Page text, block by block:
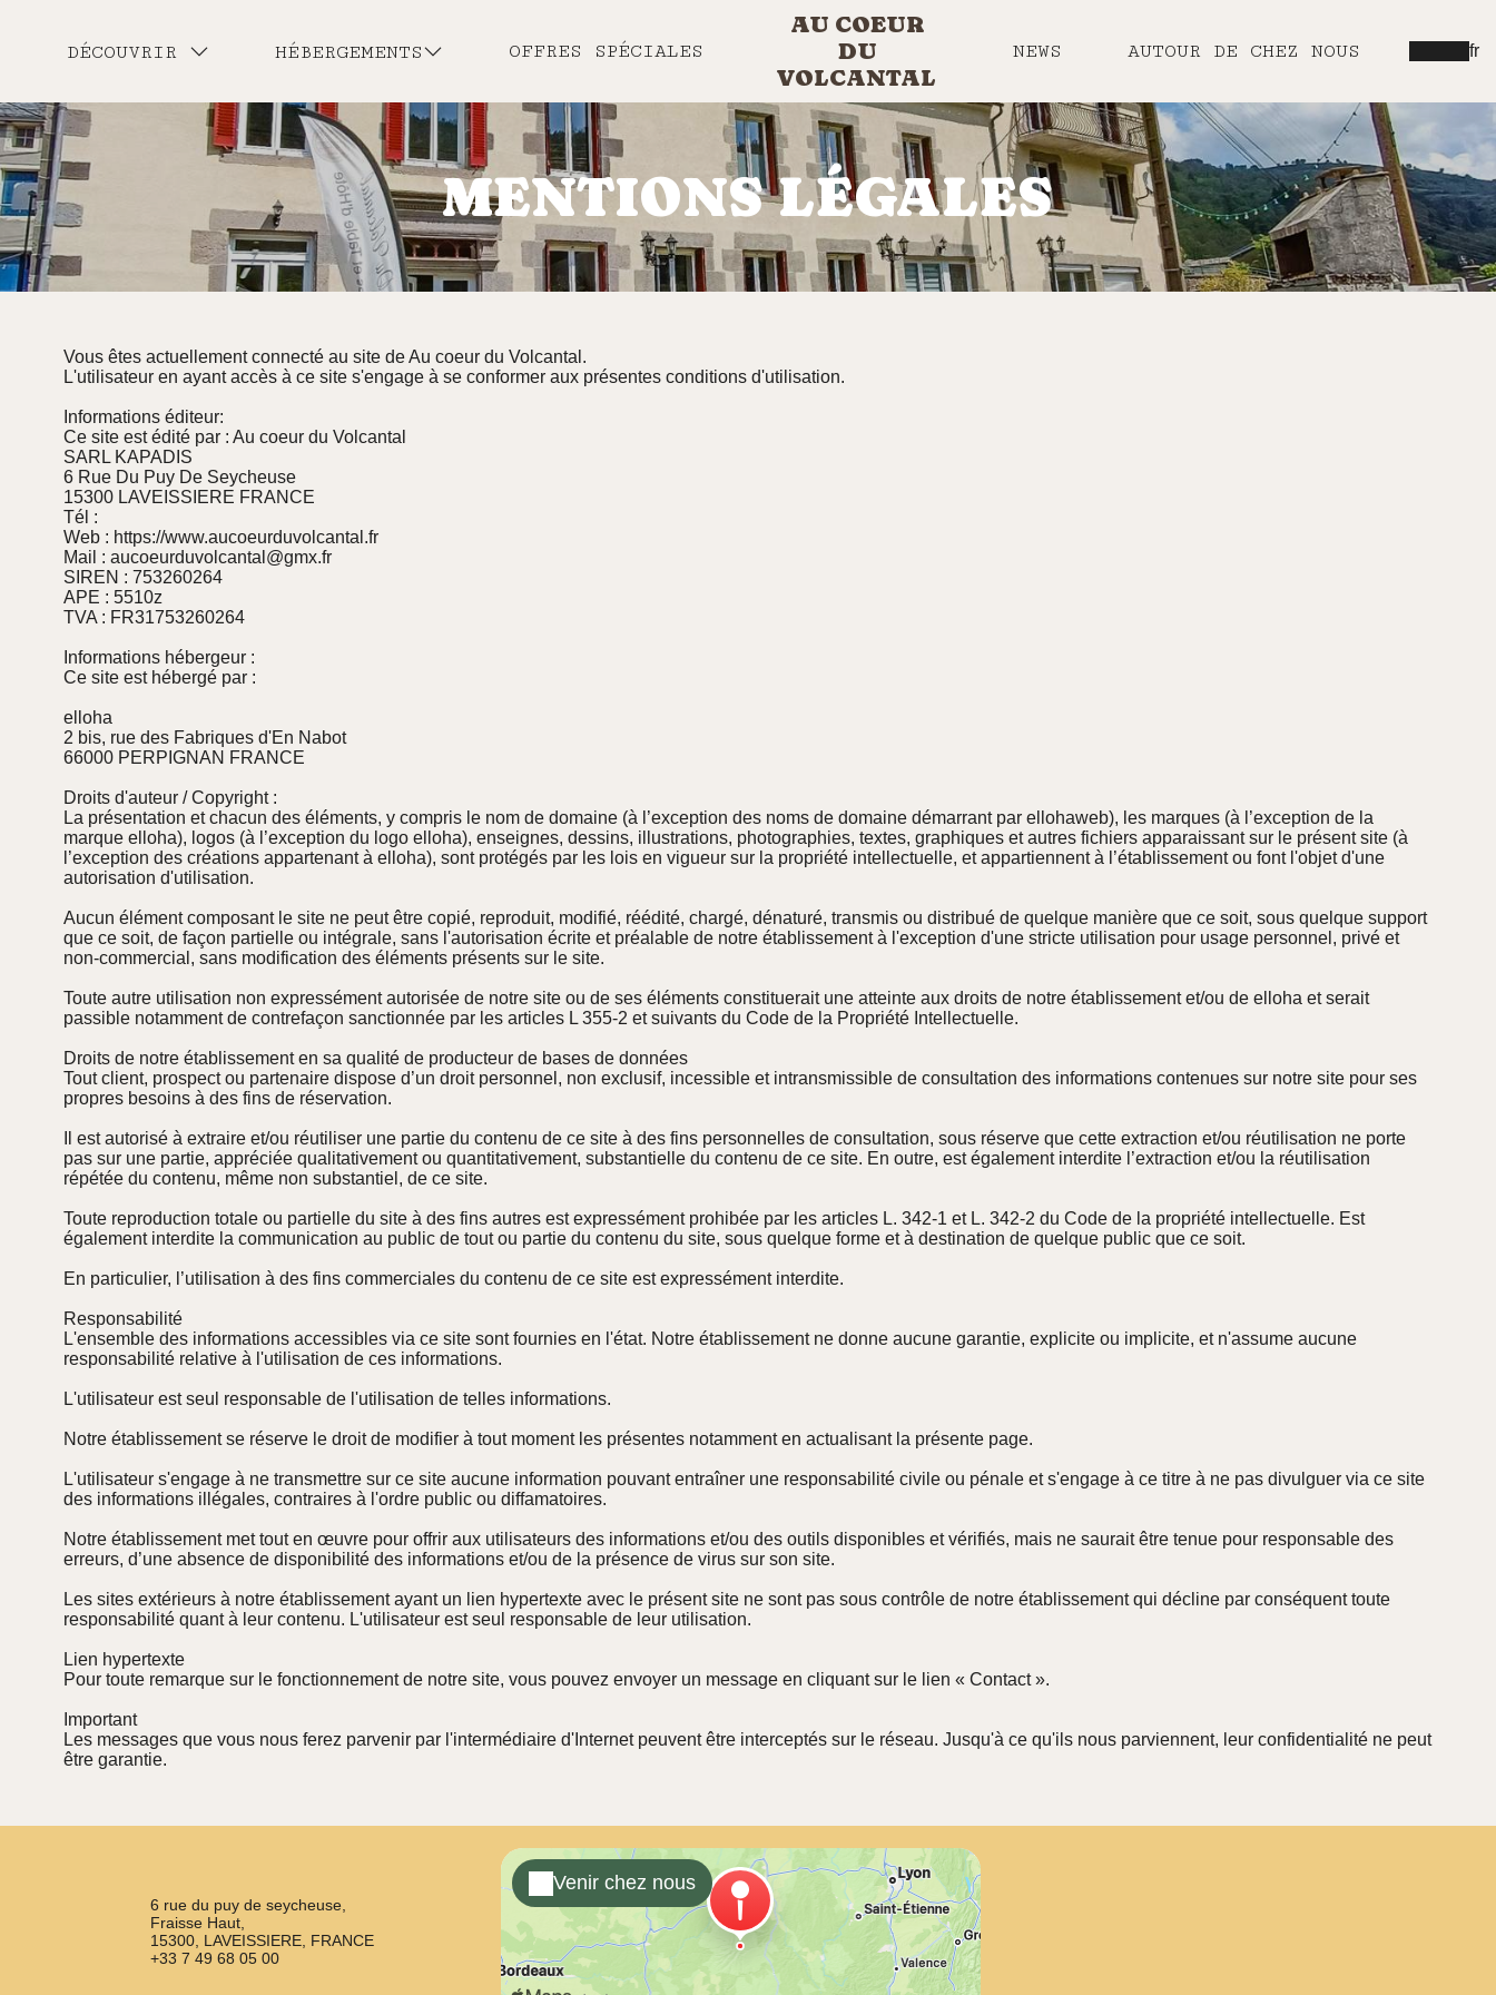
DÉCOUVRIR HÉBERGEMENTS OFFRES SPÉCIALES
AU COEUR
DU
VOLCANTAL
NEWS AUTOUR DE CHEZ NOUS fr
MENTIONS LÉGALES
Vous êtes actuellement connecté au site de Au coeur du Volcantal.
L'utilisateur en ayant accès à ce site s'engage à se conformer aux présentes conditions d'utilisation.
Informations éditeur:
Ce site est édité par : Au coeur du Volcantal
SARL KAPADIS
6 Rue Du Puy De Seycheuse
15300 LAVEISSIERE FRANCE
Tél :
Web : https://www.aucoeurduvolcantal.fr
Mail : aucoeurduvolcantal@gmx.fr
SIREN : 753260264
APE : 5510z
TVA : FR31753260264
Informations hébergeur :
Ce site est hébergé par :
elloha
2 bis, rue des Fabriques d'En Nabot
66000 PERPIGNAN FRANCE
Droits d'auteur / Copyright :
La présentation et chacun des éléments, y compris le nom de domaine (à l’exception des noms de domaine démarrant par ellohaweb), les marques (à l’exception de la
marque elloha), logos (à l’exception du logo elloha), enseignes, dessins, illustrations, photographies, textes, graphiques et autres fichiers apparaissant sur le présent site (à
l’exception des créations appartenant à elloha), sont protégés par les lois en vigueur sur la propriété intellectuelle, et appartiennent à l’établissement ou font l'objet d'une
autorisation d'utilisation.
Aucun élément composant le site ne peut être copié, reproduit, modifié, réédité, chargé, dénaturé, transmis ou distribué de quelque manière que ce soit, sous quelque support
que ce soit, de façon partielle ou intégrale, sans l'autorisation écrite et préalable de notre établissement à l'exception d'une stricte utilisation pour usage personnel, privé et
non-commercial, sans modification des éléments présents sur le site.
Toute autre utilisation non expressément autorisée de notre site ou de ses éléments constituerait une atteinte aux droits de notre établissement et/ou de elloha et serait
passible notamment de contrefaçon sanctionnée par les articles L 355-2 et suivants du Code de la Propriété Intellectuelle.
Droits de notre établissement en sa qualité de producteur de bases de données
Tout client, prospect ou partenaire dispose d’un droit personnel, non exclusif, incessible et intransmissible de consultation des informations contenues sur notre site pour ses
propres besoins à des fins de réservation.
Il est autorisé à extraire et/ou réutiliser une partie du contenu de ce site à des fins personnelles de consultation, sous réserve que cette extraction et/ou réutilisation ne porte
pas sur une partie, appréciée qualitativement ou quantitativement, substantielle du contenu de ce site. En outre, est également interdite l’extraction et/ou la réutilisation
répétée du contenu, même non substantiel, de ce site.
Toute reproduction totale ou partielle du site à des fins autres est expressément prohibée par les articles L. 342-1 et L. 342-2 du Code de la propriété intellectuelle. Est
également interdite la communication au public de tout ou partie du contenu du site, sous quelque forme et à destination de quelque public que ce soit.
En particulier, l’utilisation à des fins commerciales du contenu de ce site est expressément interdite.
Responsabilité
L'ensemble des informations accessibles via ce site sont fournies en l'état. Notre établissement ne donne aucune garantie, explicite ou implicite, et n'assume aucune
responsabilité relative à l'utilisation de ces informations.
L'utilisateur est seul responsable de l'utilisation de telles informations.
Notre établissement se réserve le droit de modifier à tout moment les présentes notamment en actualisant la présente page.
L'utilisateur s'engage à ne transmettre sur ce site aucune information pouvant entraîner une responsabilité civile ou pénale et s'engage à ce titre à ne pas divulguer via ce site
des informations illégales, contraires à l'ordre public ou diffamatoires.
Notre établissement met tout en œuvre pour offrir aux utilisateurs des informations et/ou des outils disponibles et vérifiés, mais ne saurait être tenue pour responsable des
erreurs, d’une absence de disponibilité des informations et/ou de la présence de virus sur son site.
Les sites extérieurs à notre établissement ayant un lien hypertexte avec le présent site ne sont pas sous contrôle de notre établissement qui décline par conséquent toute
responsabilité quant à leur contenu. L'utilisateur est seul responsable de leur utilisation.
Lien hypertexte
Pour toute remarque sur le fonctionnement de notre site, vous pouvez envoyer un message en cliquant sur le lien « Contact ».
Important
Les messages que vous nous ferez parvenir par l'intermédiaire d'Internet peuvent être interceptés sur le réseau. Jusqu'à ce qu'ils nous parviennent, leur confidentialité ne peut
être garantie.
Venir chez nous
6 rue du puy de seycheuse,
Fraisse Haut,
15300, LAVEISSIERE, FRANCE
+33 7 49 68 05 00